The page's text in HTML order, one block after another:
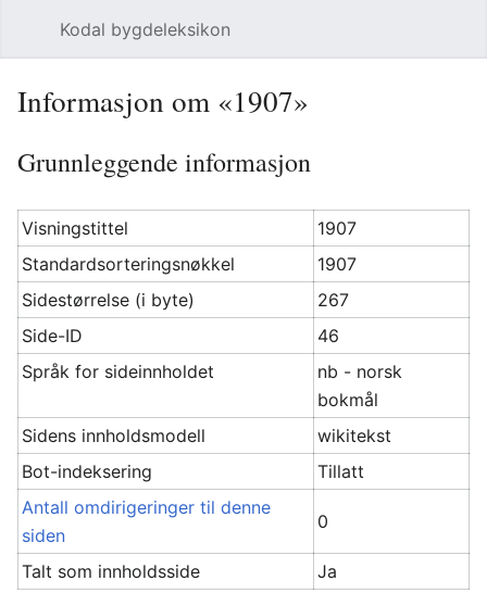
Kodal bygdeleksikon
Informasjon om «1907»
Grunnleggende informasjon
Visningstittel
1907
Standardsorteringsnøkkel
1907
Sidestørrelse (i byte)
267
Side-ID
46
Språk for sideinnholdet
nb - norsk
bokmål
Sidens innholdsmodell
wikitekst
Bot-indeksering
Tillatt
Antall omdirigeringer til denne
siden
0
Talt som innholdsside Ja